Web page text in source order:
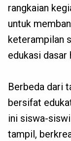
rangkaian
untuk
keterampilan
edukasi dasar
Berbeda dari
bersifat
ini siswa-
tampil,